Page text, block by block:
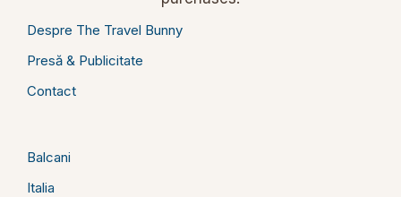
Despre The Travel Bunny
Presă & Publicitate
Contact
Balcani
Italia